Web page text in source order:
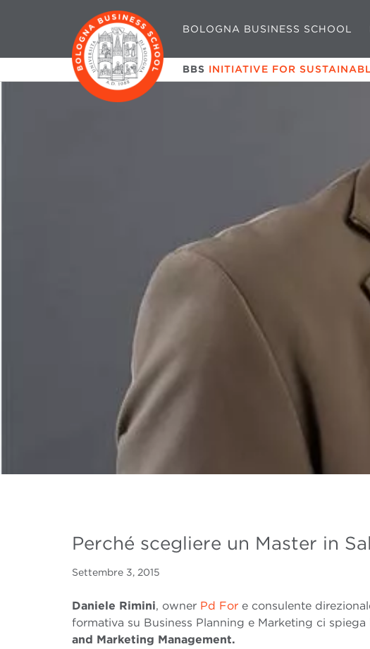
BOLOGNA BUSINESS SCHOOL
BBS INITIATIVE FOR
Perché scegliere un Master in
Settembre 3, 2015
Daniele Rimini, owner Pd For e consulente
formativa su Business Planning e Marketing ci
and Marketing Management.